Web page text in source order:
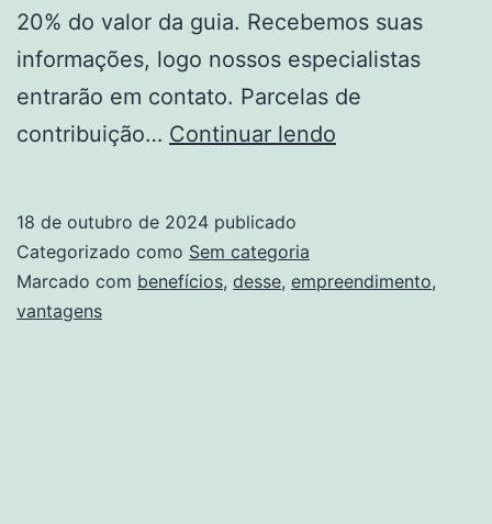
20% do valor da guia. Recebemos suas
informações, logo nossos especialistas
entrarão em contato. Parcelas de
contribuição… Continuar lendo
benefícios
18 de outubro de 2024 publicado
Categorizado como Sem categoria
Marcado com benefícios, desse, empreendimento,
vantagens